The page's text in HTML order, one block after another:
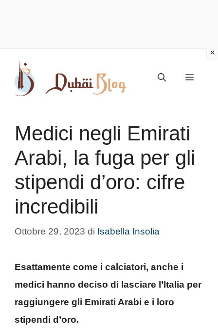
contenuto
Menu
Medici negli Emirati
Arabi, la fuga per gli
stipendi d’oro: cifre
incredibili
Ottobre 29, 2023 di Isabella Insolia
Esattamente come i calciatori, anche i
medici hanno deciso di lasciare l’Italia per
raggiungere gli Emirati Arabi e i loro
stipendi d’oro.